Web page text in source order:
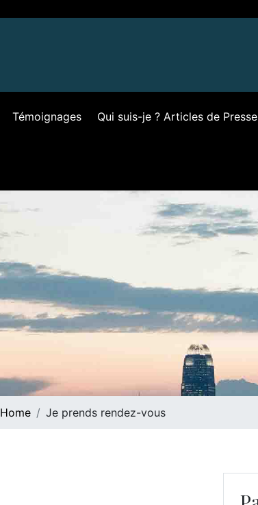
Témoignages Qui suis-je ? Articles de
Home Je prends rendez-vous